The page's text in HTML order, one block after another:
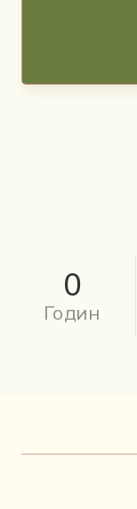
0
Годин